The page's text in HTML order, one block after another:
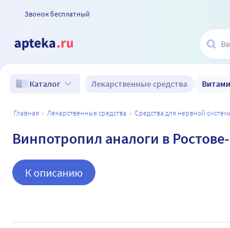
Звонок бесплатный
Каталог Лекарственные средства
главная лекарственные средства средства для нервной
Винпотропил аналоги в
К описанию